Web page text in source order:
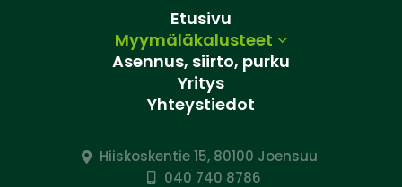
Etusivu
Myymäläkalusteet
Asennus, siirto, purku
Yritys
Yhteystiedot
Hiiskoskentie 15, 80100 Joensuu
040 740 8786